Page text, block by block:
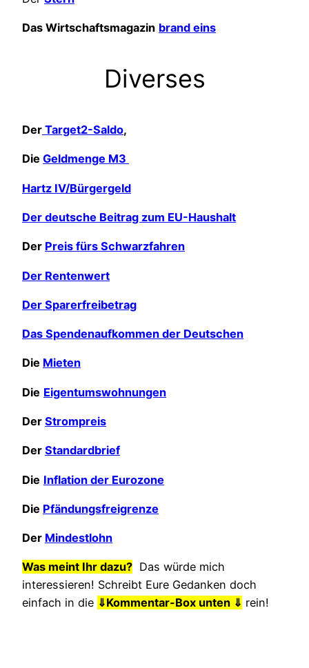
Das Wirtschaftsmagazin brand eins
Diverses
Der Target2-Saldo,
Die Geldmenge M3
Hartz IV/Bürgergeld
Der deutsche Beitrag zum EU-Haushalt
Der Preis fürs Schwarzfahren
Der Rentenwert
Der Sparerfreibetrag
Das Spendenaufkommen der Deutschen
Die Mieten
Die Eigentumswohnungen
Der Strompreis
Der Standardbrief
Die Inflation der Eurozone
Die Pfändungsfreigrenze
Der Mindestlohn
Was meint Ihr dazu? Das würde mich
interessieren! Schreibt Eure Gedanken doch
einfach in die ⇓Kommentar-Box unten ⇓ rein!